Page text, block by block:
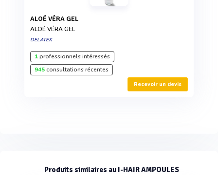
ALOÉ VÉRA GEL
ALOÉ VÉRA GEL
DELATEX
1professionnels intéressés
945consultations récentes
Recevoir un devis
Produits similaires au I-HAIR AMPOULES